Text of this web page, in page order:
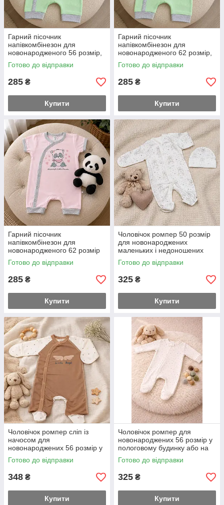
Гарний пісочник
напівкомбінезон для
новонародженого 56 розмір,
те, що треба в спеку, тканина
повітропроникна з
Готово до відправки
285 ₴
Купити
Гарний пісочник
напівкомбінезон для
новонародженого 62 розмір,
те, що треба в спеку, тканина
повітропроникна з
Готово до відправки
285 ₴
Купити
Гарний пісочник
напівкомбінезон для
новонародженого 62 розмір
те, що треба в спеку, заміри
на додаткових фото
Готово до відправки
285 ₴
Купити
Чоловічок ромпер 50 розмір
для новонароджених
маленьких і недоношених
діток шапочка у подарунок
Готово до відправки
325 ₴
Купити
Чоловічок ромпер сліп із
начосом для
новонароджених 56 розмір у
пологовому будинку або на
виписку Ангелочок бежевий
Готово до відправки
348 ₴
Купити
Чоловічок ромпер для
новонароджених 56 розмір у
пологовому будинку або на
виписку Горошок на
блискавці дуже зручно
Готово до відправки
325 ₴
Купити